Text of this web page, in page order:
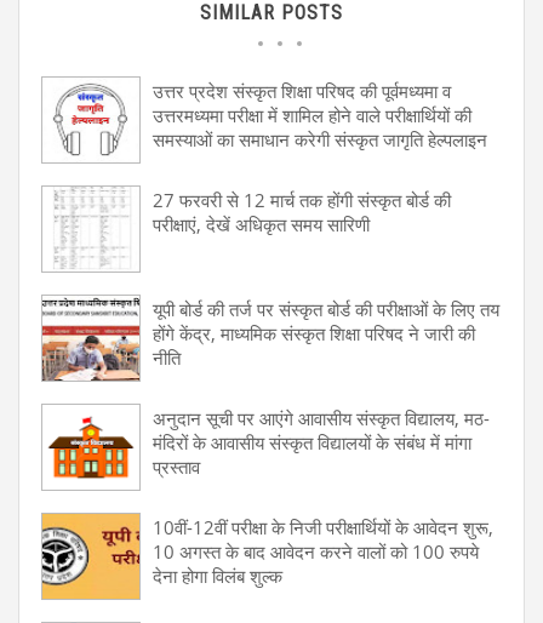
SIMILAR POSTS
उत्तर प्रदेश संस्कृत शिक्षा परिषद की पूर्वमध्यमा व
उत्तरमध्यमा परीक्षा में शामिल होने वाले परीक्षार्थियों की
समस्याओं का समाधान करेगी संस्कृत जागृति हेल्पलाइन
27 फरवरी से 12 मार्च तक होंगी संस्कृत बोर्ड की
परीक्षाएं, देखें अधिकृत समय सारिणी
यूपी बोर्ड की तर्ज पर संस्कृत बोर्ड की परीक्षाओं के लिए तय
होंगे केंद्र, माध्यमिक संस्कृत शिक्षा परिषद ने जारी की
नीति
अनुदान सूची पर आएंगे आवासीय संस्कृत विद्यालय, मठ-
मंदिरों के आवासीय संस्कृत विद्यालयों के संबंध में मांगा
प्रस्ताव
10वीं-12वीं परीक्षा के निजी परीक्षार्थियों के आवेदन शुरू,
10 अगस्त के बाद आवेदन करने वालों को 100 रुपये
देना होगा विलंब शुल्क